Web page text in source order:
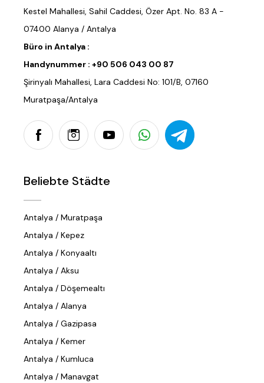
Kestel Mahallesi, Sahil Caddesi, Özer Apt. No. 83 A -
07400 Alanya / Antalya
Büro in Antalya :
Handynummer : +90 506 043 00 87
Şirinyalı Mahallesi, Lara Caddesi No: 101/B, 07160
Muratpaşa/Antalya
Beliebte Städte
Antalya / Muratpaşa
Antalya / Kepez
Antalya / Konyaaltı
Antalya / Aksu
Antalya / Döşemealtı
Antalya / Alanya
Antalya / Gazipasa
Antalya / Kemer
Antalya / Kumluca
Antalya / Manavgat